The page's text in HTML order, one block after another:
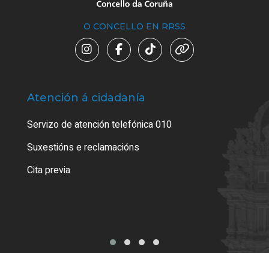
O CONCELLO EN RRSS
Atención á cidadanía
Servizo de atención telefónica 010
Suxestións e reclamacións
Cita previa